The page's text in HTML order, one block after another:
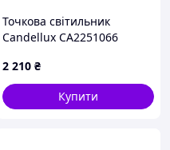
Точкова світильник
Candellux CA2251066
(e796043)
2 210 ₴
Купити